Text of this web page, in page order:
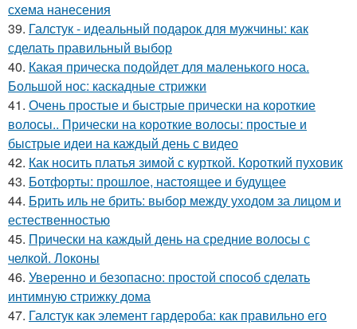
схема нанесения
39. Галстук - идеальный подарок для мужчины: как
сделать правильный выбор
40. Какая прическа подойдет для маленького носа.
Большой нос: каскадные стрижки
41. Очень простые и быстрые прически на короткие
волосы.. Прически на короткие волосы: простые и
быстрые идеи на каждый день с видео
42. Как носить платья зимой с курткой. Короткий пуховик
43. Ботфорты: прошлое, настоящее и будущее
44. Брить иль не брить: выбор между уходом за лицом и
естественностью
45. Прически на каждый день на средние волосы с
челкой. Локоны
46. Уверенно и безопасно: простой способ сделать
интимную стрижку дома
47. Галстук как элемент гардероба: как правильно его